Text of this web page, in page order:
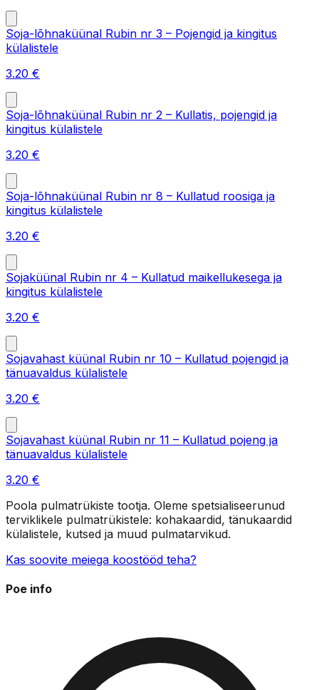
Soja-lõhnaküünal Rubin nr 3 – Pojengid ja kingitus
külalistele
3.20 €
Soja-lõhnaküünal Rubin nr 2 – Kullatis, pojengid ja
kingitus külalistele
3.20 €
Soja-lõhnaküünal Rubin nr 8 – Kullatud roosiga ja
kingitus külalistele
3.20 €
Sojaküünal Rubin nr 4 – Kullatud maikellukesega ja
kingitus külalistele
3.20 €
Sojavahast küünal Rubin nr 10 – Kullatud pojengid ja
tänuavaldus külalistele
3.20 €
Sojavahast küünal Rubin nr 11 – Kullatud pojeng ja
tänuavaldus külalistele
3.20 €
Poola pulmatrükiste tootja. Oleme spetsialiseerunud
terviklikele pulmatrükistele: kohakaardid, tänukaardid
külalistele, kutsed ja muud pulmatarvikud.
Kas soovite meiega koostööd teha?
Poe info